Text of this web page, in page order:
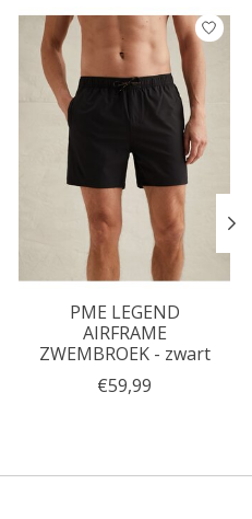
PME LEGEND
AIRFRAME
ZWEMBROEK - zwart
€59,99